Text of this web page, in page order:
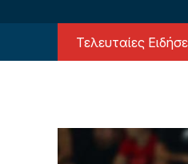
Τελευταίες
Ο Μέσι… επιστρέφει